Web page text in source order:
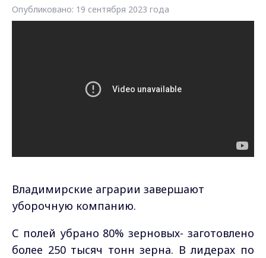
Опубликовано: 19 сентября 2023 года
Владимирские аграрии завершают
уборочную компанию.
С полей убрано 80% зерновых- заготовлено
более 250 тысяч тонн зерна. В лидерах по